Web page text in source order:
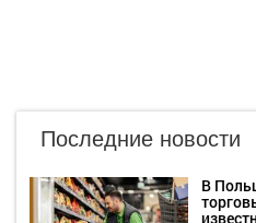
Последние новости
В